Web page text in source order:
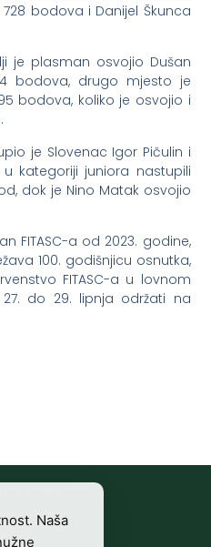
bodova i Danijel Škunca
je plasman osvojio Dušan
bodova, drugo mjesto je
bodova, koliko je osvojio i
je Slovenac Igor Pičulin i
kategoriji juniora nastupili
dok je Nino Matak osvojio
FITASC-a od 2023. godine,
100. godišnjicu osnutka,
FITASC-a u lovnom
do 29. lipnja održati na
rh.moc.slh
rh.ude-slh
Naša